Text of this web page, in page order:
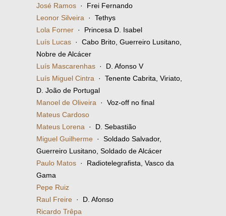
José Ramos · Frei Fernando
Leonor Silveira · Tethys
Lola Forner · Princesa D. Isabel
Luís Lucas · Cabo Brito, Guerreiro Lusitano,
Nobre de Alcácer
Luís Mascarenhas · D. Afonso V
Luís Miguel Cintra · Tenente Cabrita, Viriato,
D. João de Portugal
Manoel de Oliveira · Voz-off no final
Mateus Cardoso
Mateus Lorena · D. Sebastião
Miguel Guilherme · Soldado Salvador,
Guerreiro Lusitano, Soldado de Alcácer
Paulo Matos · Radiotelegrafista, Vasco da
Gama
Pepe Ruiz
Raul Freire · D. Afonso
Ricardo Trêpa